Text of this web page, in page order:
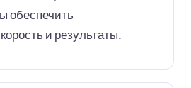
обеспечить
и результаты.